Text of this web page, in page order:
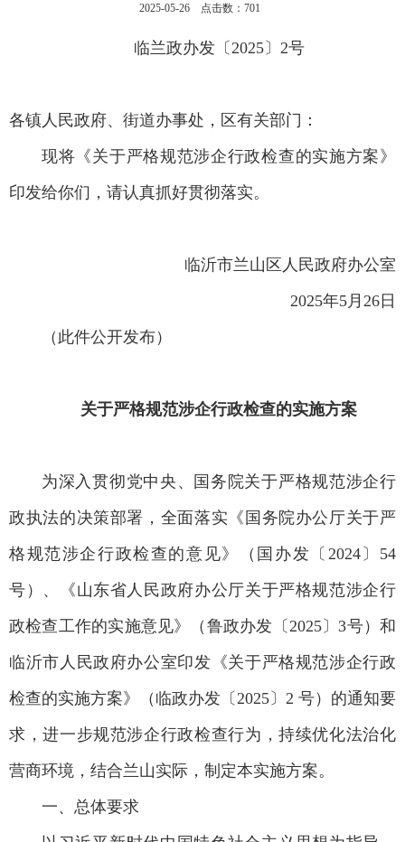
2025-05-26 点击数： 701
临兰政办发〔2025〕2号
各镇人民政府、街道办事处，区有关部门：
现将《关于严格规范涉企行政检查的实施方案》
印发给你们，请认真抓好贯彻落实。
临沂市兰山区人民政府办公室
2025年5月26日
（此件公开发布）
关于严格规范涉企行政检查的实施方案
为深入贯彻党中央、国务院关于严格规范涉企行
政执法的决策部署，全面落实《国务院办公厅关于严
格规范涉企行政检查的意见》（国办发〔2024〕54
号）、《山东省人民政府办公厅关于严格规范涉企行
政检查工作的实施意见》（鲁政办发〔2025〕3号）和
临沂市人民政府办公室印发《关于严格规范涉企行政
检查的实施方案》（临政办发〔2025〕2 号）的通知要
求，进一步规范涉企行政检查行为，持续优化法治化
营商环境，结合兰山实际，制定本实施方案。
一、总体要求